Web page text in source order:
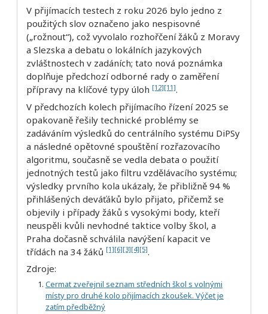
V přijímacích testech z roku 2026 bylo jedno z
použitých slov označeno jako nespisovné
(„rožnout“), což vyvolalo rozhořčení žáků z Moravy
a Slezska a debatu o lokálních jazykových
zvláštnostech v zadáních; tato nová poznámka
doplňuje předchozí odborné rady o zaměření
přípravy na klíčové typy úloh [12][11].
V předchozích kolech přijímacího řízení 2025 se
opakovaně řešily technické problémy se
zadáváním výsledků do centrálního systému DiPSy
a následné opětovné spouštění rozřazovacího
algoritmu, současně se vedla debata o použití
jednotných testů jako filtru vzdělávacího systému;
výsledky prvního kola ukázaly, že přibližně 94 %
přihlášených deváťáků bylo přijato, přičemž se
objevily i případy žáků s vysokými body, kteří
neuspěli kvůli nevhodné taktice volby škol, a
Praha dočasně schválila navýšení kapacit ve
třídách na 34 žáků [1][6][3][4][5].
Zdroje:
Cermat zveřejnil seznam středních škol s volnými
místy pro druhé kolo přijímacích zkoušek. Výčet je
zatím předběžný